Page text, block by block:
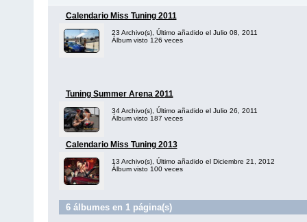
Calendario Miss Tuning 2011
23 Archivo(s), Último añadido el Julio 08, 2011
Álbum visto 126 veces
Tuning Summer Arena 2011
34 Archivo(s), Último añadido el Julio 26, 2011
Álbum visto 187 veces
Calendario Miss Tuning 2013
13 Archivo(s), Último añadido el Diciembre 21, 2012
Álbum visto 100 veces
6 álbumes en 1 página(s)